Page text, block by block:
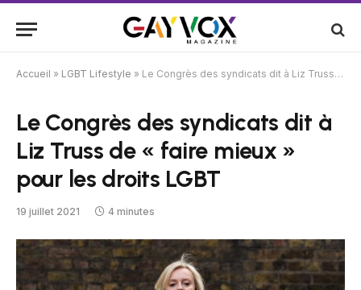
Accueil » LGBT Lifestyle » Le Congrès des syndicats dit à Liz Truss de « faire mieux » pour les droits LGBT
Le Congrès des syndicats dit à
Liz Truss de « faire mieux »
pour les droits LGBT
19 juillet 2021 4 minutes